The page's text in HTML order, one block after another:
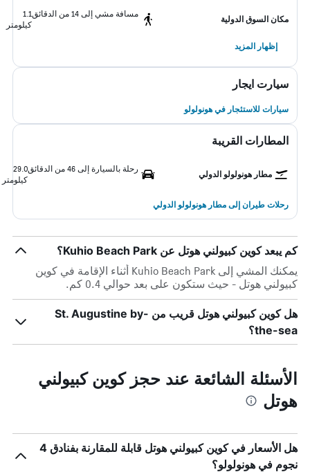
مكان السوق الدولية
مسافة مشي إلى 14 من الدقائق
1.1
كيلومتر
إظهار المزيد
سيارت ايجار
سيارات للاستئجار في هونولولو
المطارات القريبة
مطار هونولولو الدولي
رحلة بالسيارة إلى 46 من الدقائق
29.0
كيلومتر
رحلات طيران إلى مطار هونولولو الدولي
كم يبعد كوين كبيولني هوتل عن Kuhio Beach Park؟
يمكنك المشي إلى Kuhio Beach Park أثناء الإقامة في كوين
كبيولني هوتل - حيث ستكون على بعد حوالي 0.4 كم.
هل كوين كبيولني هوتل قريب من St. Augustine by-
the-sea؟
الأسئلة الشائعة عند حجز كوين كبيولني
هوتل
هل الأسعار في كوين كبيولني هوتل قابلة للمقارنة بفنادق 4
نجوم في هونولولو؟